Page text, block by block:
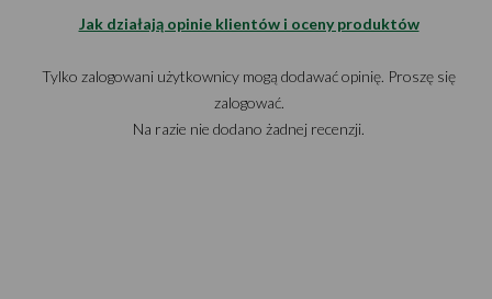
Jak działają opinie klientów i oceny produktów
Tylko zalogowani użytkownicy mogą dodawać opinię. Proszę się
zalogować.
Na razie nie dodano żadnej recenzji.